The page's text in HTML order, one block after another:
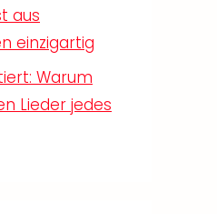
aus
einzigartig
Warum
Lieder jedes